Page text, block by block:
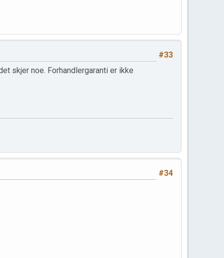
#33
skjer noe. Forhandlergaranti er ikke
#34